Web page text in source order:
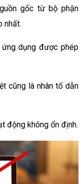
gốc từ bộ phận
nhất.
ứng dụng được phép
cũng là nhân tố dẫn
động không ổn định.